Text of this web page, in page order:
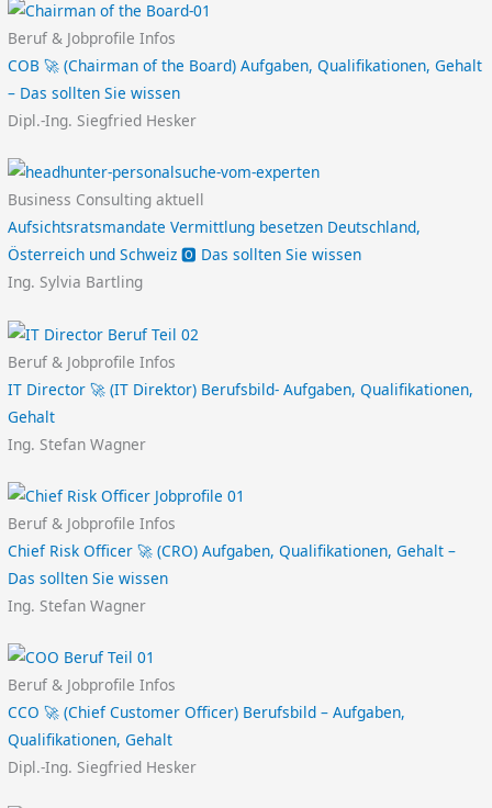
Beruf & Jobprofile Infos
COB 🚀 (Chairman of the Board) Aufgaben, Qualifikationen, Gehalt
– Das sollten Sie wissen
Dipl.-Ing. Siegfried Hesker
Business Consulting aktuell
Aufsichtsratsmandate Vermittlung besetzen Deutschland,
Österreich und Schweiz 🅾️ Das sollten Sie wissen
Ing. Sylvia Bartling
Beruf & Jobprofile Infos
IT Director 🚀 (IT Direktor) Berufsbild- Aufgaben, Qualifikationen,
Gehalt
Ing. Stefan Wagner
Beruf & Jobprofile Infos
Chief Risk Officer 🚀 (CRO) Aufgaben, Qualifikationen, Gehalt –
Das sollten Sie wissen
Ing. Stefan Wagner
Beruf & Jobprofile Infos
CCO 🚀 (Chief Customer Officer) Berufsbild – Aufgaben,
Qualifikationen, Gehalt
Dipl.-Ing. Siegfried Hesker